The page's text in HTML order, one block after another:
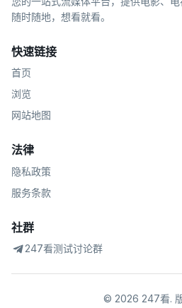
随时随地，想看就看。
快速链接
首页
浏览
网站地图
法律
隐私政策
服务条款
社群
247看测试讨论群
© 2026 247看.